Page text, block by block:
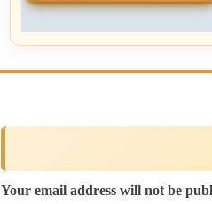
Your email address will not be